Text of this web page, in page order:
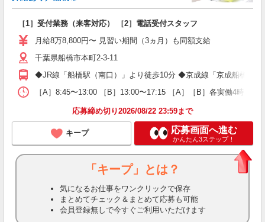
［1］受付業務（来客対応） ［2］電話受付スタッフ
月給8万8,800円〜 見習い期間（3ヵ月）も同額支給
千葉県船橋市本町2-3-11
◆JR線「船橋駅（南口）」より徒歩10分 ◆京成線「京成船橋駅
［A］8:45〜13:00 ［B］13:00〜17:15 ［A］［B］各実働4時間
応募締め切り2026/08/22 23:59まで
キープ 応募画面へ進む
かんたん3ステップ！
「キープ」とは？
気になるお仕事をワンクリックで保存
まとめてチェック＆まとめて応募も可能
会員登録無しで今すぐご利用いただけます